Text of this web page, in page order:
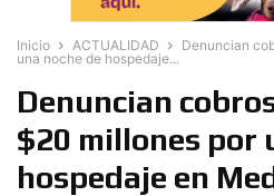
Inicio ACTUALIDAD
Denuncian
una noche de hospedaje...
Denuncian
$20 millones por
hospedaje en